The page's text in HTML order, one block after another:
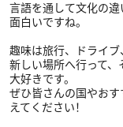
言語を通して文化の
面白いですね。
趣味は旅行、ドライブ
新しい場所へ行って
大好きです。
ぜひ皆さんの国やお
えてください！